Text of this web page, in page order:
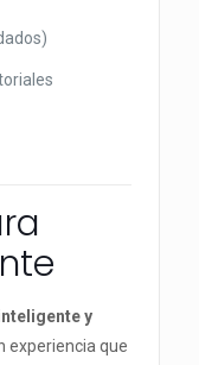
y
experiencia que